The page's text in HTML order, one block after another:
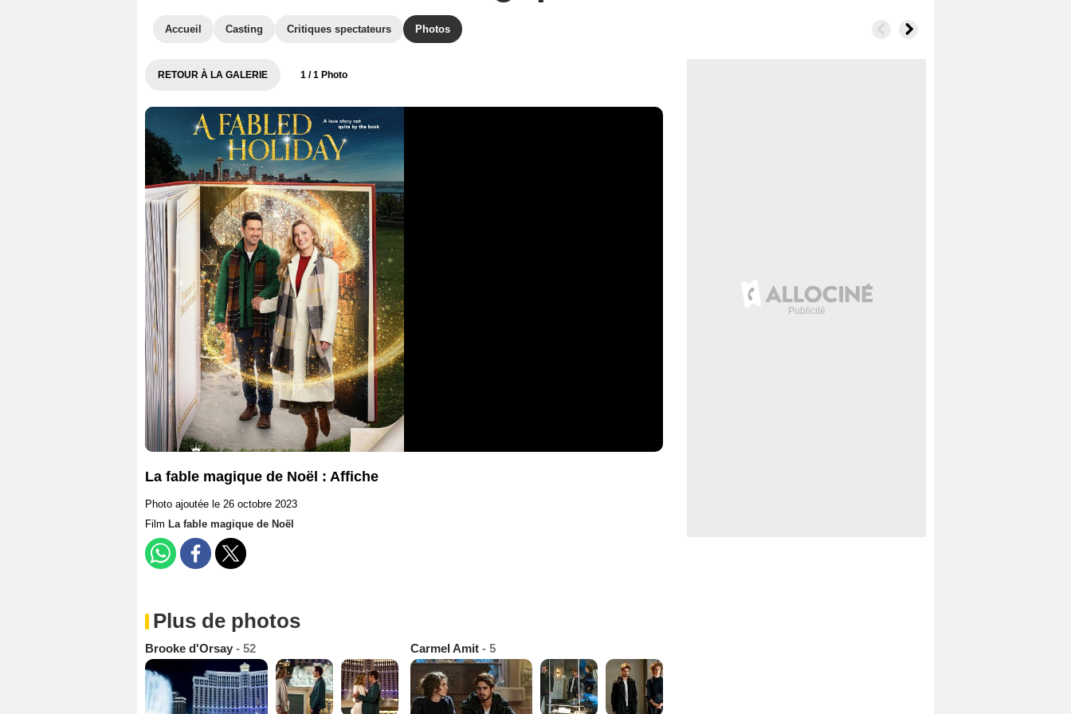
Accueil Casting Critiques spectateurs Photos
RETOUR À LA GALERIE 1 / 1 Photo
La fable magique de Noël : Affiche
Photo ajoutée le 26 octobre 2023
Film La fable magique de Noël
Plus de photos
Brooke d'Orsay - 52 Carmel Amit - 5